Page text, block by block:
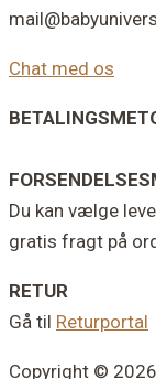
Chat med os
Du kan vælge
gratis fragt på
RETUR
Gå til Returportal
Copyright © 2026